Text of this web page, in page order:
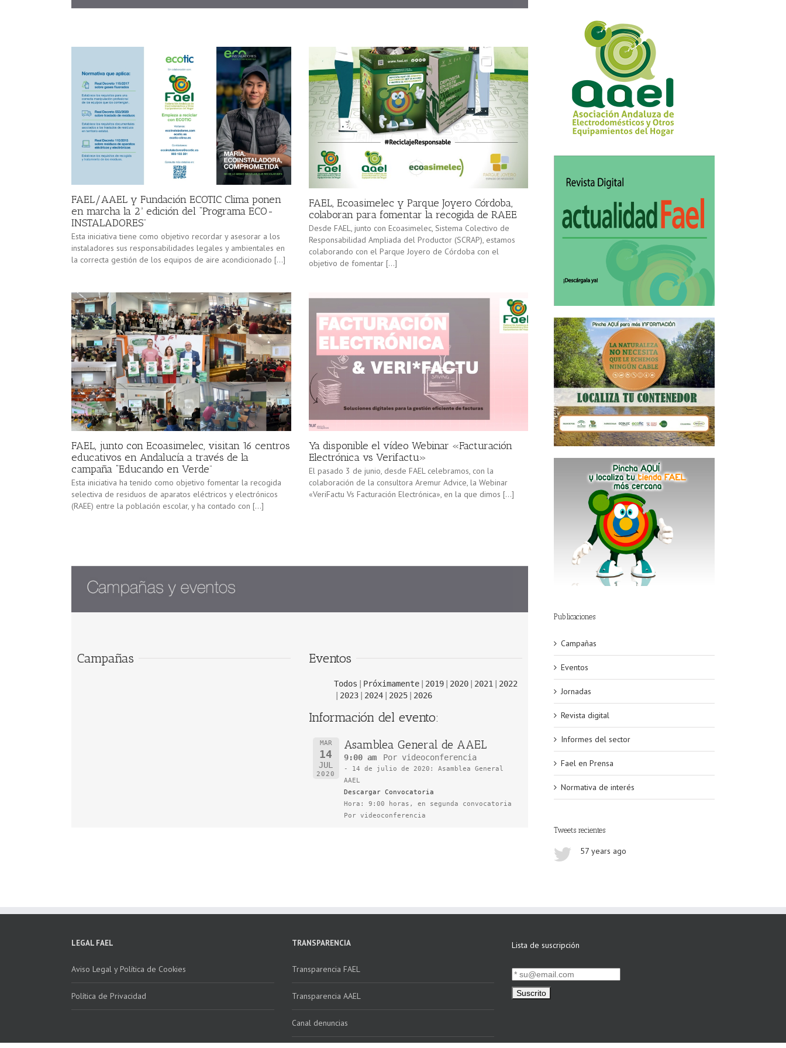
FAEL/AAEL y Fundación ECOTIC Clima ponen
en marcha la 2ª edición del “Programa ECO-
INSTALADORES”
Esta iniciativa tiene como objetivo recordar y asesorar a los
instaladores sus responsabilidades legales y ambientales en
la correcta gestión de los equipos de aire acondicionado […]
FAEL, Ecoasimelec y Parque Joyero Córdoba,
colaboran para fomentar la recogida de RAEE
Desde FAEL, junto con Ecoasimelec, Sistema Colectivo de
Responsabilidad Ampliada del Productor (SCRAP), estamos
colaborando con el Parque Joyero de Córdoba con el
objetivo de fomentar […]
FAEL, junto con Ecoasimelec, visitan 16 centros
educativos en Andalucía a través de la
campaña “Educando en Verde”
Esta iniciativa ha tenido como objetivo fomentar la recogida
selectiva de residuos de aparatos eléctricos y electrónicos
(RAEE) entre la población escolar, y ha contado con […]
Ya disponible el vídeo Webinar «Facturación
Electrónica vs Verifactu»
El pasado 3 de junio, desde FAEL celebramos, con la
colaboración de la consultora Aremur Advice, la Webinar
«VeriFactu Vs Facturación Electrónica», en la que dimos […]
Campañas Eventos
Todos Próximamente 2019 2020 2021
2022
2023
2024 2025 2026
Información del evento:
MAR
14
JUL
2020
Asamblea General de AAEL
9:00 am Por videoconferencia
- 14 de julio de 2020: Asamblea General
AAEL
Descargar Convocatoria
Hora: 9:00 horas, en segunda convocatoria
Por videoconferencia
Publicaciones
Campañas
Eventos
Jornadas
Revista digital
Informes del sector
Fael en Prensa
Normativa de interés
Tweets recientes
57 years ago
LEGAL FAEL
Aviso Legal y Política de Cookies
Política de Privacidad
TRANSPARENCIA
Transparencia FAEL
Transparencia AAEL
Canal denuncias
Lista de suscripción